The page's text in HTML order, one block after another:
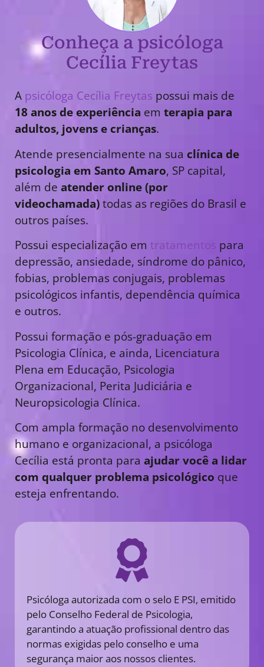
Conheça a psicóloga
Cecília Freytas
A psicóloga Cecília Freytas possui mais de
18 anos de experiência em terapia para
adultos, jovens e crianças.
Atende presencialmente na sua clínica de
psicologia em Santo Amaro, SP capital,
além de atender online (por
videochamada)todas as regiões do Brasil e
outros países.
Possui especialização em tratamentos para
depressão, ansiedade, síndrome do pânico,
fobias, problemas conjugais, problemas
psicológicos infantis, dependência química
e outros.
Possui formação e pós-graduação em
Psicologia Clínica, e ainda, Licenciatura
Plena em Educação, Psicologia
Organizacional, Perita Judiciária e
Neuropsicologia Clínica.
Com ampla formação no desenvolvimento
humano e organizacional, a psicóloga
Cecília está pronta para ajudar você a lidar
com qualquer problema psicológico que
esteja enfrentando.
Psicóloga autorizada com o selo E PSI, emitido
pelo Conselho Federal de Psicologia,
garantindo a atuação profissional dentro das
normas exigidas pelo conselho e uma
segurança maior aos nossos clientes.